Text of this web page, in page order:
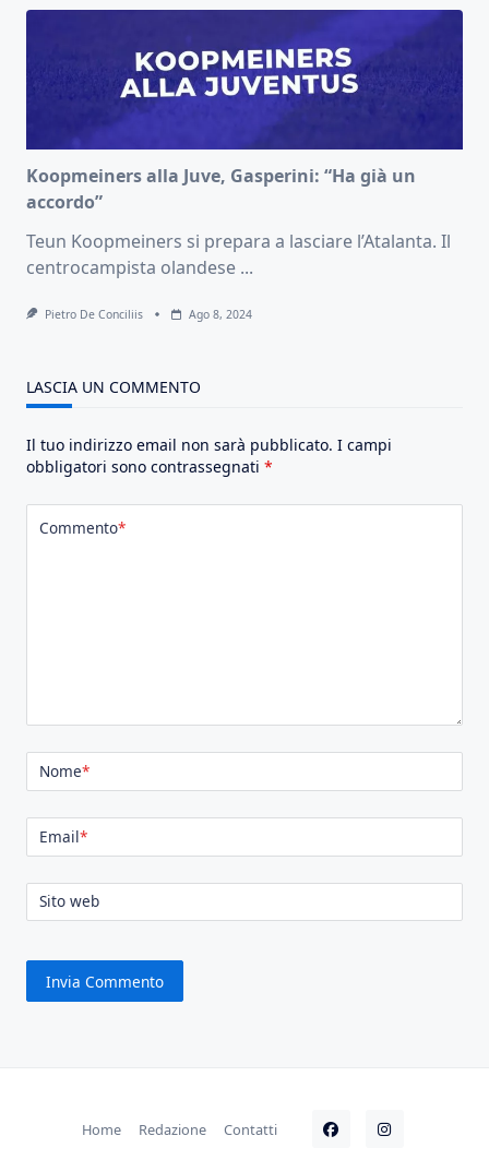
Koopmeiners alla Juve, Gasperini: “Ha già un
accordo”
Teun Koopmeiners si prepara a lasciare l’Atalanta. Il
centrocampista olandese ...
Pietro De Conciliis Ago 8, 2024
LASCIA UN COMMENTO
Il tuo indirizzo email non sarà pubblicato. I campi
obbligatori sono contrassegnati *
Commento*
Nome*
Email*
Sito web
Home Redazione Contatti